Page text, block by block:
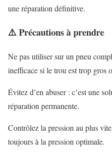
une réparation définitive.
⚠️ Précautions à prendre
Ne pas utiliser sur un pneu
inefficace si le trou est trop gros
Évitez d’en abuser : c’est une
réparation permanente.
Contrôlez la pression au plus
toujours à la pression optimale.